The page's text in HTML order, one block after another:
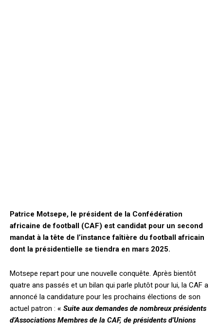
Patrice Motsepe, le président de la Confédération
africaine de football (CAF) est candidat pour un second
mandat à la tête de l’instance faîtière du football africain
dont la présidentielle se tiendra en mars 2025.
Motsepe repart pour une nouvelle conquête. Après bientôt
quatre ans passés et un bilan qui parle plutôt pour lui, la CAF a
annoncé la candidature pour les prochains élections de son
actuel patron : « Suite aux demandes de nombreux présidents
d’Associations Membres de la CAF, de présidents d’Unions